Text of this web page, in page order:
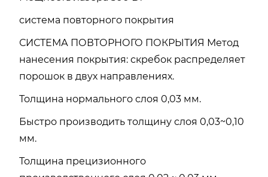
система повторного покрытия
СИСТЕМА ПОВТОРНОГО ПОКРЫТИЯ Метод
нанесения покрытия: скребок распределяет
порошок в двух направлениях.
Толщина нормального слоя 0,03 мм.
Быстро производить толщину слоя 0,03~0,10
мм.
Толщина прецизионного